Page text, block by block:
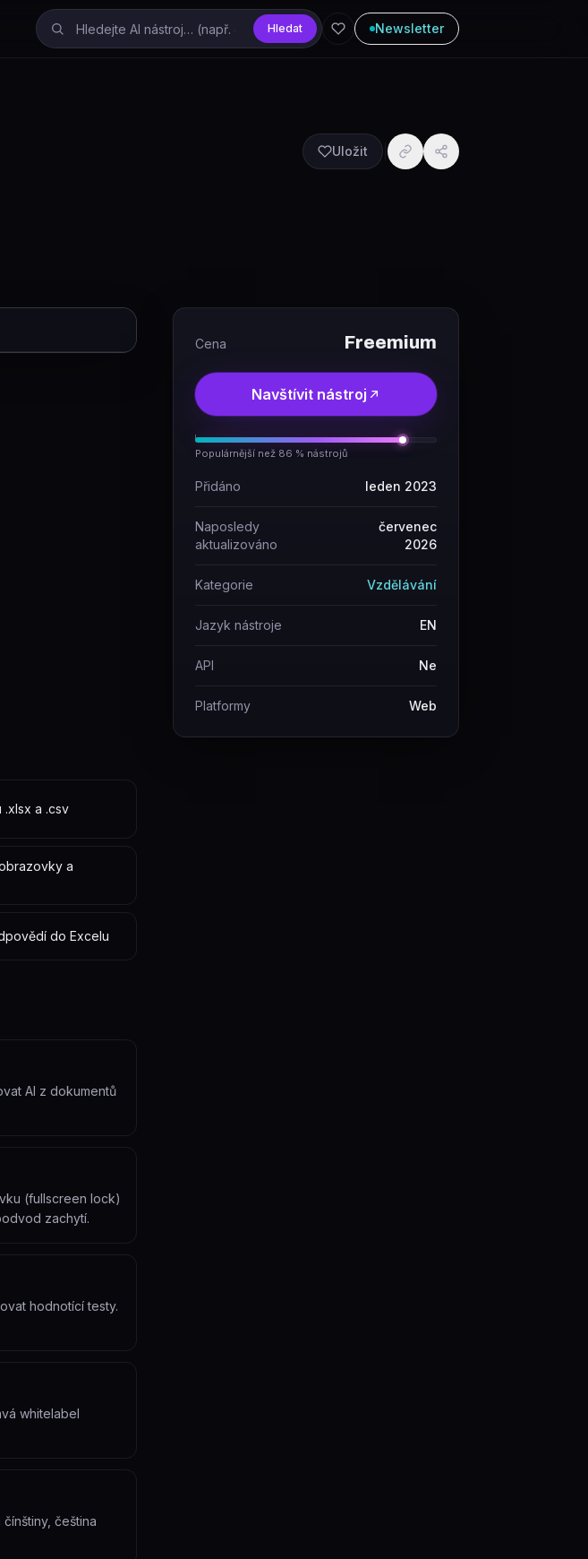
Hledat Newsletter
Uložit
.xlsx a .csv
a
do Excelu
AI z dokumentů
(fullscreen lock)
zachytí.
hodnotící testy.
whitelabel
čeština
Cena Freemium
Navštívit nástroj
Populárnější než 86 % nástrojů
Přidáno leden 2023
Naposledy
aktualizováno
červenec
2026
Kategorie Vzdělávání
Jazyk nástroje EN
API Ne
Platformy Web